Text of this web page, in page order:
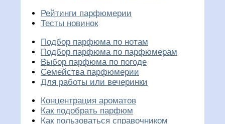
Рейтинги парфюмерии
Тесты новинок
Подбор парфюма по нотам
Подбор парфюма по парфюмерам
Выбор парфюма по погоде
Семейства парфюмерии
Для работы или вечеринки
Концентрация ароматов
Как подобрать парфюм
Как пользоваться справочником